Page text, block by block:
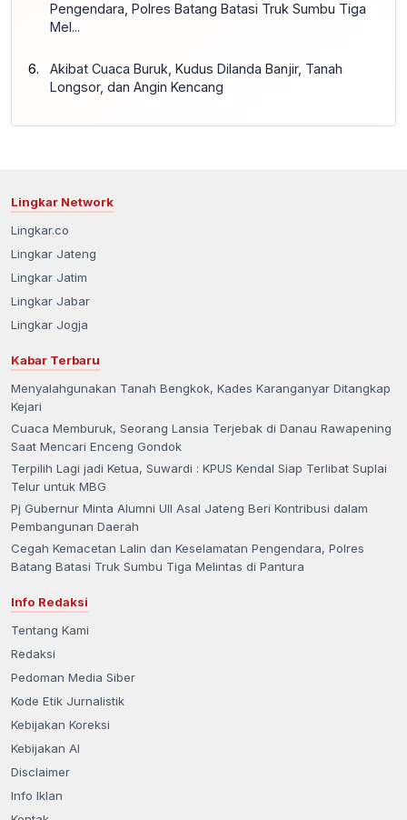
Pengendara, Polres Batang Batasi Truk Sumbu Tiga
Mel...
Akibat Cuaca Buruk, Kudus Dilanda Banjir, Tanah
Longsor, dan Angin Kencang
Lingkar Network
Lingkar.co
Lingkar Jateng
Lingkar Jatim
Lingkar Jabar
Lingkar Jogja
Kabar Terbaru
Menyalahgunakan Tanah Bengkok, Kades Karanganyar Ditangkap
Kejari
Cuaca Memburuk, Seorang Lansia Terjebak di Danau Rawapening
Saat Mencari Enceng Gondok
Terpilih Lagi jadi Ketua, Suwardi : KPUS Kendal Siap Terlibat Suplai
Telur untuk MBG
Pj Gubernur Minta Alumni UII Asal Jateng Beri Kontribusi dalam
Pembangunan Daerah
Cegah Kemacetan Lalin dan Keselamatan Pengendara, Polres
Batang Batasi Truk Sumbu Tiga Melintas di Pantura
Info Redaksi
Tentang Kami
Redaksi
Pedoman Media Siber
Kode Etik Jurnalistik
Kebijakan Koreksi
Kebijakan AI
Disclaimer
Info Iklan